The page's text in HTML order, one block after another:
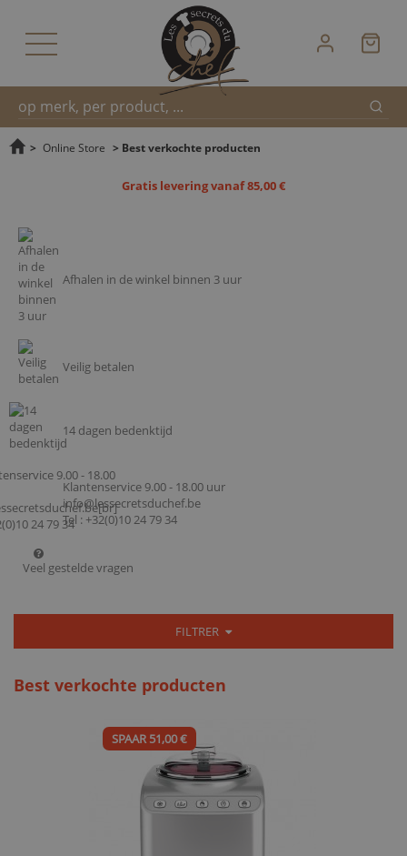
Snel
> Online Store > Best verkochte producten
Gratis levering vanaf 85,00 €
Afhalen in de winkel binnen 3 uur
Veilig betalen
14 dagen bedenktijd
Klantenservice 9.00 - 18.00 uur
info@lessecretsduchef.be
Tel : +32(0)10 24 79 34
Veel gestelde vragen
FILTRER
Best verkochte producten
SPAAR 51,00 €